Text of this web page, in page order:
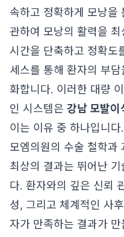
속하고 정확하게 모낭을
관하여 모낭의 활력을
시간을 단축하고 정확도
세스를 통해 환자의 부
화합니다. 이러한 대량
인 시스템은 강남 모발이
이는 이유 중 하나입니다.
모엠의원의 수술 철학과
최상의 결과는 뛰어난
다. 환자와의 깊은 신뢰
성, 그리고 체계적인 사
자가 만족하는 결과가 만